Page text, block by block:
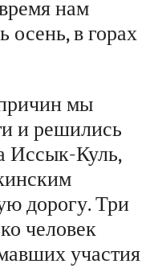
нам
осень, в горах
мы
и решились
Иссык-Куль,
дорогу. Три
человек
участия